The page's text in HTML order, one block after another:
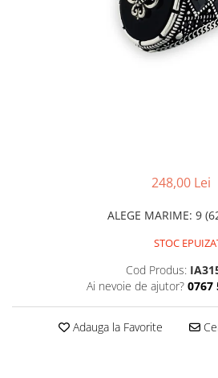
248,00 Lei
ALEGE MARIME: 9
STOC
Cod Produs:
Ai nevoie de ajutor? 0767
Adauga la Favorite